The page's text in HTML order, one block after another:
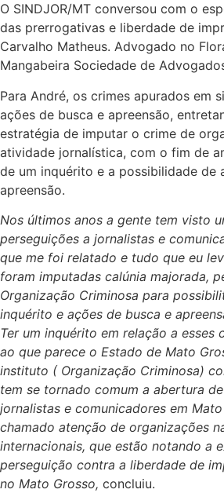
O SINDJOR/MT conversou com o
das prerrogativas e liberdade de
Carvalho Matheus. Advogado no
Mangabeira Sociedade de
Para André, os crimes apurados em
ações de busca e apreensão,
estratégia de imputar o crime de
atividade jornalística, com o fim de
de um inquérito e a possibilidade de
apreensão.
Nos últimos anos a gente tem visto
perseguições a jornalistas e
que me foi relatado e tudo que eu
foram imputadas calúnia majorada,
Organização Criminosa para
inquérito e ações de busca e
Ter um inquérito em relação a esses
ao que parece o Estado de Mato
instituto ( Organização Criminosa)
tem se tornado comum a abertura
jornalistas e comunicadores em
chamado atenção de organizações
internacionais, que estão notando a
perseguição contra a liberdade de
no Mato Grosso, concluiu.